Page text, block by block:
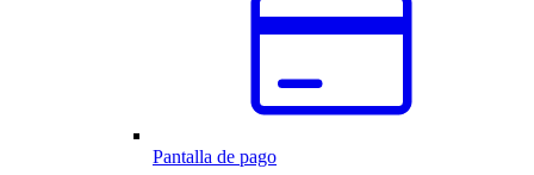
Pantalla de pago